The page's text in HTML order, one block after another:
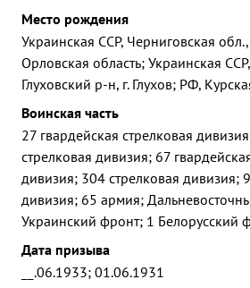
Место рождения
Украинская ССР, Черниговская обл.,
Орловская область; Украинская
Глуховский р-н, г. Глухов; РФ,
Воинская часть
27 гвардейская стрелковая
стрелковая дивизия; 67
дивизия; 304 стрелковая дивизия;
дивизия; 65 армия;
Украинский фронт; 1 Белорусский
Дата призыва
__.06.1933; 01.06.1931